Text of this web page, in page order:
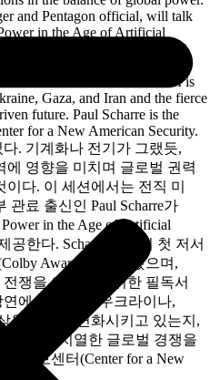
and Pentagon official, will talk
in the Age of Artificial
Army of None, won the 2019
Economist one of the top five
Scharre will discuss how AI is
Gaza, and Iran and the fierce
future. Paul Scharre is the
for a New American Security.
. 기계화나 전기가 그랬듯,
영향을 미치며 글로벌 권력
다. 이 세션에서는 전직 미
관료 출신인 Paul Scharre가
in the Age of Artificial
공한다. Scharre 박사의 첫 저서
Award)을 수상했으며,
쟁을 이해하기 위한 필독서
에서는 AI가 우크라이나,
을 어떻게 변화시키고 있는지,
기 위한 치열한 글로벌 경쟁을
국안보센터(Center for a New